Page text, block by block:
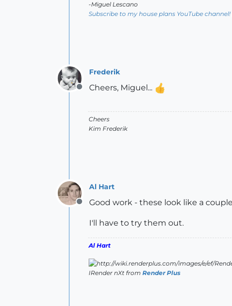
-Miguel Lescano
Subscribe to my house plans YouTube channel!
Offline
Frederik
Cheers, Miguel...
Cheers
Kim Frederik
Offline
Al Hart
Good work - these look like a
I'll have to try them out.
Al Hart
IRender nXt from Render Plus